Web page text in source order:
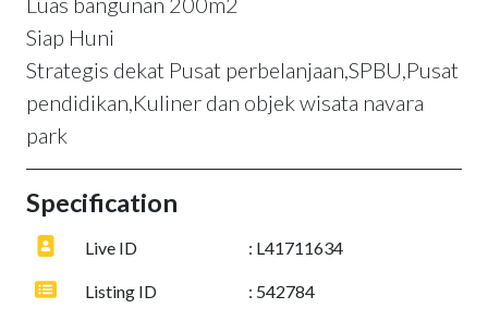
Siap Huni
Strategis dekat Pusat perbelanjaan,SPBU,Pusat
pendidikan,Kuliner dan objek wisata navara
park
Specification
Live ID : L41711634
Listing ID : 542784